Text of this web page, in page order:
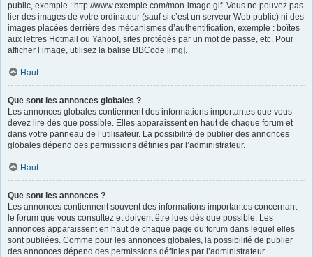
public, exemple : http://www.exemple.com/mon-image.gif. Vous ne pouvez pas
lier des images de votre ordinateur (sauf si c’est un serveur Web public) ni des
images placées derrière des mécanismes d’authentification, exemple : boîtes
aux lettres Hotmail ou Yahoo!, sites protégés par un mot de passe, etc. Pour
afficher l’image, utilisez la balise BBCode [img].
Haut
Que sont les annonces globales ?
Les annonces globales contiennent des informations importantes que vous
devez lire dès que possible. Elles apparaissent en haut de chaque forum et
dans votre panneau de l’utilisateur. La possibilité de publier des annonces
globales dépend des permissions définies par l’administrateur.
Haut
Que sont les annonces ?
Les annonces contiennent souvent des informations importantes concernant
le forum que vous consultez et doivent être lues dès que possible. Les
annonces apparaissent en haut de chaque page du forum dans lequel elles
sont publiées. Comme pour les annonces globales, la possibilité de publier
des annonces dépend des permissions définies par l’administrateur.